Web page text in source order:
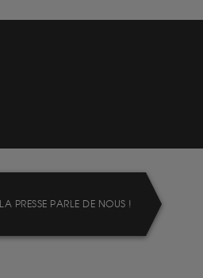
LA PRESSE PARLE DE NOUS !